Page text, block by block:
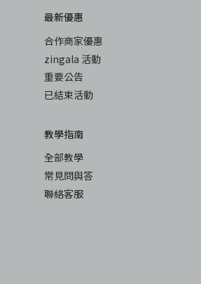
最新優惠
合作商家優惠
zingala 活動
重要公告
已結束活動
教學指南
全部教學
常見問與答
聯絡客服